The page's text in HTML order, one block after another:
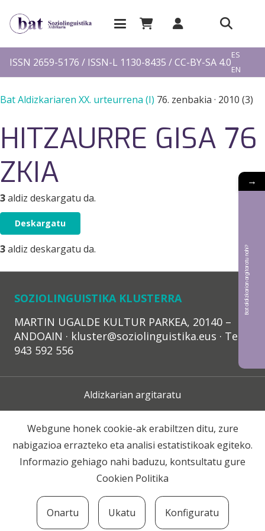
ISSN 2659-5176 / ISSN-L 1130-8435 / CC-BY-SA 4.0
ES
EN
Bat Aldizkariaren XX. urteurrena (I) 76. zenbakia · 2010 (3)
HITZAURRE GISA 76
ZKIA
3aldiz deskargatu da.
Deskargatu
3aldiz deskargatu da.
SOZIOLINGUISTIKA KLUSTERRA
MARTIN UGALDE KULTUR PARKEA, 20140 –
ANDOAIN · kluster@soziolinguistika.eus · Tel.:
943 592 556
Aldizkarian argitaratu
Lege Oharra
Harpidetza
© 2020 Soziolinguistika Klusterra
Webgune honek cookie-ak erabiltzen ditu, zure
nabigazioa errazteko eta analisi estatistikoak egiteko.
Informazio gehiago nahi baduzu, kontsultatu gure
Cookien Politika
Onartu Ukatu Konfiguratu
→
Bat aldizkarian argitaratu nahi?